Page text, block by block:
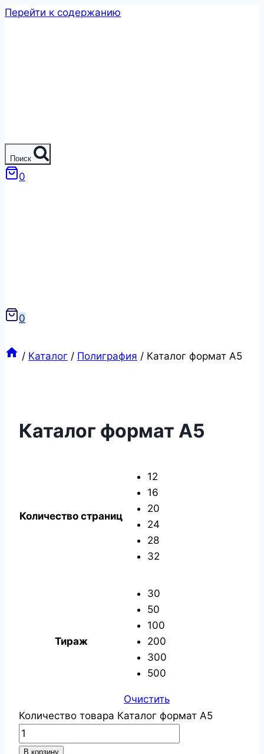
Перейти к содержанию
Поиск
0
0
/ Каталог / Полиграфия / Каталог формат А5
Каталог формат А5
Количество страниц
12
16
20
24
28
32
Тираж
30
50
100
200
300
500
Очистить
Количество товара Каталог формат А5
В корзину